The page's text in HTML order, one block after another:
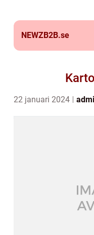
NEWZB2B.se
22 januari 2024